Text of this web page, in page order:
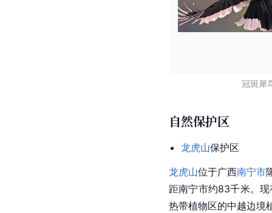
冠斑犀
自然保护区
龙虎山保护区
龙虎山位于广西南宁市
距南宁市约83千米。
热带植物区的中越边境